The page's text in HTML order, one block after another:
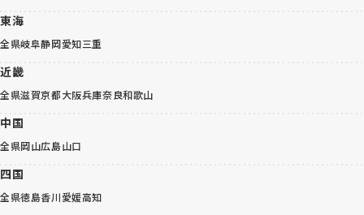
東海
全県岐阜静岡愛知三重
近畿
全県滋賀京都大阪兵庫奈良和歌山
中国
全県岡山広島山口
四国
全県徳島香川愛媛高知